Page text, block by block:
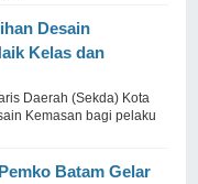
Desain
Kelas dan
Daerah (Sekda) Kota
Kemasan bagi pelaku
Batam Gelar